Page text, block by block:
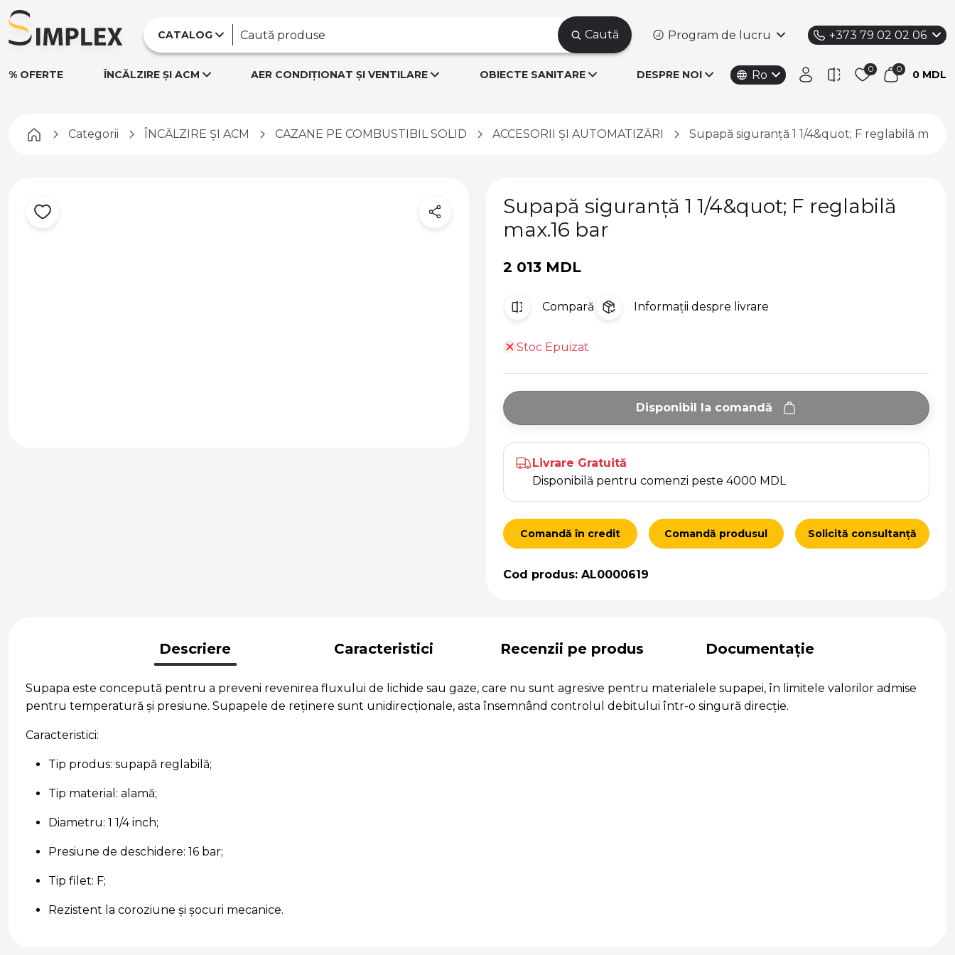
CATALOG Caută Program de lucru +373 79 02 02 06
% OFERTE ÎNCĂLZIRE ȘI ACM AER CONDIȚIONAT ȘI VENTILARE OBIECTE SANITARE DESPRE NOI Ro 0 MDL
Pagina principală
Categorii ÎNCĂLZIRE ȘI ACM CAZANE PE COMBUSTIBIL SOLID ACCESORII ȘI AUTOMATIZĂRI Supapă siguranță 1 1/4&quot; F reglabilă
Supapă siguranță 1 1/4&quot; F reglabilă
max.16 bar
2 013 MDL
Compară Informații despre livrare
Stoc Epuizat
Disponibil la comandă
Livrare Gratuită
Disponibilă pentru comenzi peste 4000 MDL
Comandă în credit Comandă produsul Solicită consultanță
Cod produs: AL0000619
Descriere Caracteristici Recenzii pe produs Documentație
Supapa este concepută pentru a preveni revenirea fluxului de lichide sau gaze, care nu sunt agresive pentru materialele supapei, în limitele valorilor admise
pentru temperatură și presiune. Supapele de reținere sunt unidirecționale, asta însemnând controlul debitului într-o singură direcție.
Caracteristici:
Tip produs: supapă reglabilă;
Tip material: alamă;
Diametru: 1 1/4 inch;
Presiune de deschidere: 16 bar;
Tip filet: F;
Rezistent la coroziune și șocuri mecanice.